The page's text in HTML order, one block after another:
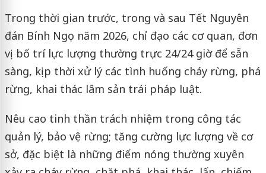
Trong thời gian trước, trong và sau Tết Nguyên
đán Bính Ngọ năm 2026, chỉ đạo các cơ quan, đơn
vị bố trí lực lượng thường trực 24/24 giờ để sẵn
sàng, kịp thời xử lý các tình huống cháy rừng, phá
rừng, khai thác lâm sản trái pháp luật.
Nêu cao tinh thần trách nhiệm trong công tác
quản lý, bảo vệ rừng; tăng cường lực lượng về cơ
sở, đặc biệt là những điểm nóng thường xuyên